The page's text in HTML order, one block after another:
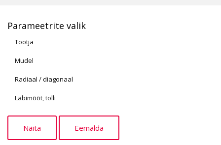
Parameetrite valik
Tootja
Mudel
Radiaal / diagonaal
Läbimõõt, tolli